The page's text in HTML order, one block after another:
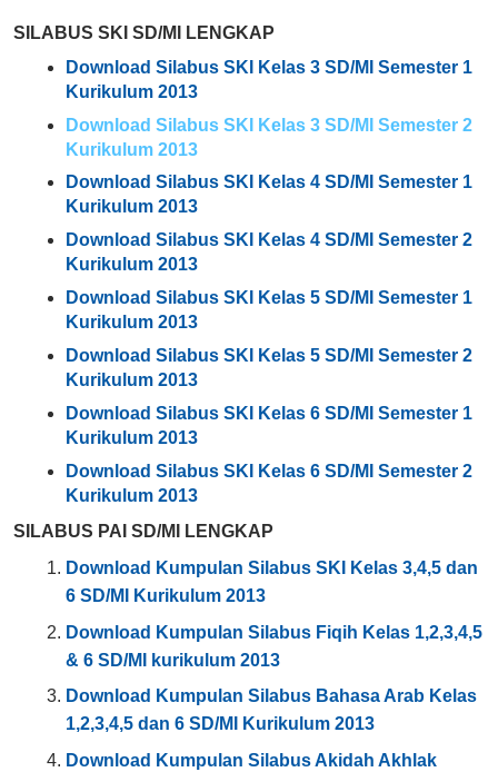
SILABUS SKI SD/MI LENGKAP
Download Silabus SKI Kelas 3 SD/MI Semester 1
Kurikulum 2013
Download Silabus SKI Kelas 3 SD/MI Semester 2
Kurikulum 2013
Download Silabus SKI Kelas 4 SD/MI Semester 1
Kurikulum 2013
Download Silabus SKI Kelas 4 SD/MI Semester 2
Kurikulum 2013
Download Silabus SKI Kelas 5 SD/MI Semester 1
Kurikulum 2013
Download Silabus SKI Kelas 5 SD/MI Semester 2
Kurikulum 2013
Download Silabus SKI Kelas 6 SD/MI Semester 1
Kurikulum 2013
Download Silabus SKI Kelas 6 SD/MI Semester 2
Kurikulum 2013
SILABUS PAI SD/MI LENGKAP
Download Kumpulan Silabus SKI Kelas 3,4,5 dan
6 SD/MI Kurikulum 2013
Download Kumpulan Silabus Fiqih Kelas 1,2,3,4,5
& 6 SD/MI kurikulum 2013
Download Kumpulan Silabus Bahasa Arab Kelas
1,2,3,4,5 dan 6 SD/MI Kurikulum 2013
Download Kumpulan Silabus Akidah Akhlak